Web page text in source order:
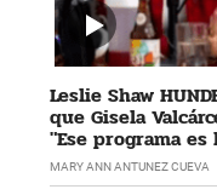
Leslie Shaw
que Gisela
"Ese programa
MARY ANN ANTUNEZ CUEVA